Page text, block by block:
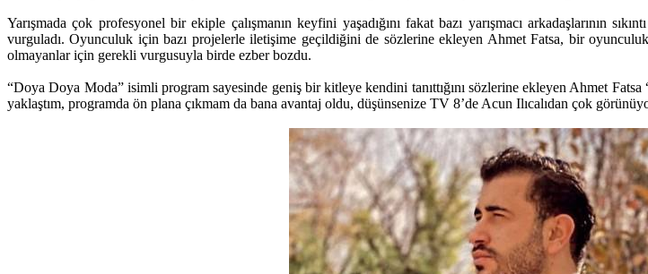
Yarışmada çok profesyonel bir ekiple çalışmanın keyfini yaşadığını fakat bazı yarışmacı arkadaşlarının
vurguladı. Oyunculuk için bazı projelerle iletişime geçildiğini de sözlerine ekleyen Ahmet Fatsa, bir
olmayanlar için gerekli vurgusuyla birde ezber bozdu.
“Doya Doya Moda” isimli program sayesinde geniş bir kitleye kendini tanıttığını sözlerine ekleyen Ahmet
yaklaştım, programda ön plana çıkmam da bana avantaj oldu, düşünsenize TV 8’de Acun Ilıcalıdan çok